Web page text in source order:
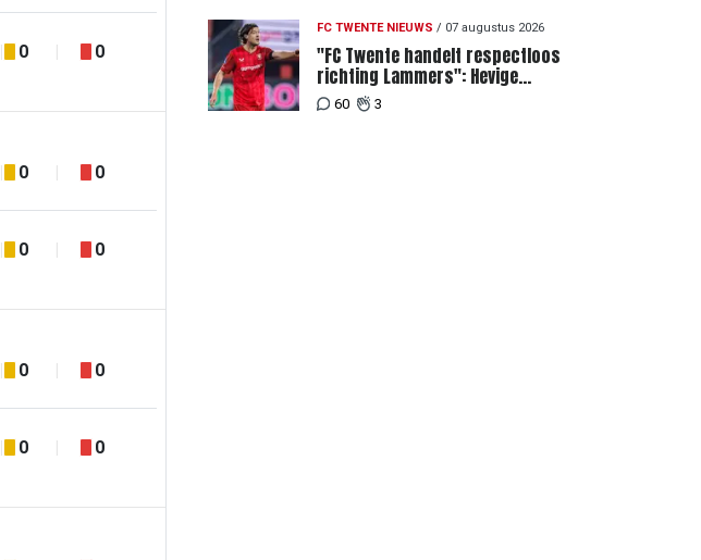
0 0
0 0
0 0
0 0
0 0
FC TWENTE NIEUWS / 07 augustus 2026
"FC Twente handelt respectloos
richting Lammers": Hevige
discussie rondom degradatie tot
derde spits
60 3